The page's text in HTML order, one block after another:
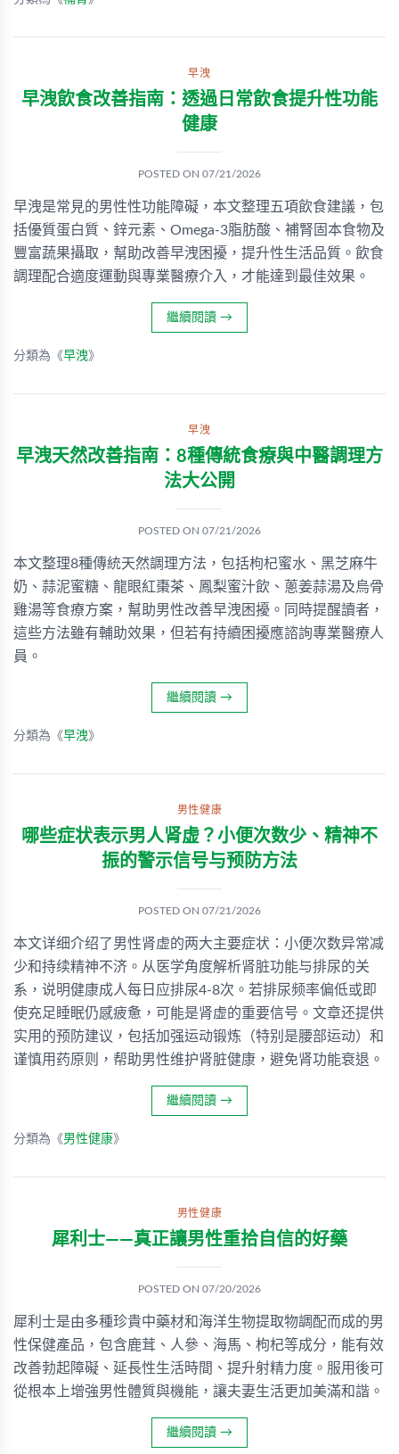
早洩
早洩飲食改善指南：透過日常飲食提升性功能
健康
POSTED ON 07/21/2026
早洩是常見的男性性功能障礙，本文整理五項飲食建議，包
括優質蛋白質、鋅元素、Omega-3脂肪酸、補腎固本食物及
豐富蔬果攝取，幫助改善早洩困擾，提升性生活品質。飲食
調理配合適度運動與專業醫療介入，才能達到最佳效果。
繼續閱讀 →
分類為《早洩》
早洩
早洩天然改善指南：8種傳統食療與中醫調理方
法大公開
POSTED ON 07/21/2026
本文整理8種傳統天然調理方法，包括枸杞蜜水、黑芝麻牛
奶、蒜泥蜜糖、龍眼紅棗茶、鳳梨蜜汁飲、蔥姜蒜湯及烏骨
雞湯等食療方案，幫助男性改善早洩困擾。同時提醒讀者，
這些方法雖有輔助效果，但若有持續困擾應諮詢專業醫療人
員。
繼續閱讀 →
分類為《早洩》
男性健康
哪些症状表示男人肾虚？小便次数少、精神不
振的警示信号与预防方法
POSTED ON 07/21/2026
本文详细介绍了男性肾虚的两大主要症状：小便次数异常减
少和持续精神不济。从医学角度解析肾脏功能与排尿的关
系，说明健康成人每日应排尿4-8次。若排尿频率偏低或即
使充足睡眠仍感疲惫，可能是肾虚的重要信号。文章还提供
实用的预防建议，包括加强运动锻炼（特别是腰部运动）和
谨慎用药原则，帮助男性维护肾脏健康，避免肾功能衰退。
繼續閱讀 →
分類為《男性健康》
男性健康
犀利士——真正讓男性重拾自信的好藥
POSTED ON 07/20/2026
犀利士是由多種珍貴中藥材和海洋生物提取物調配而成的男
性保健產品，包含鹿茸、人參、海馬、枸杞等成分，能有效
改善勃起障礙、延長性生活時間、提升射精力度。服用後可
從根本上增強男性體質與機能，讓夫妻生活更加美滿和諧。
繼續閱讀 →